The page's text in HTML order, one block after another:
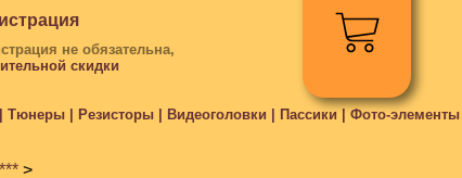
не обязательна,
скидки
| Резисторы | Видеоголовки | Пассики | Фото-элементы |
>